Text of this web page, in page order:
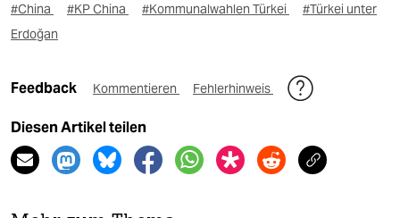
#China #KP China #Kommunalwahlen Türkei
#Türkei unter
Erdoğan
Feedback Kommentieren Fehlerhinweis
Diesen Artikel teilen